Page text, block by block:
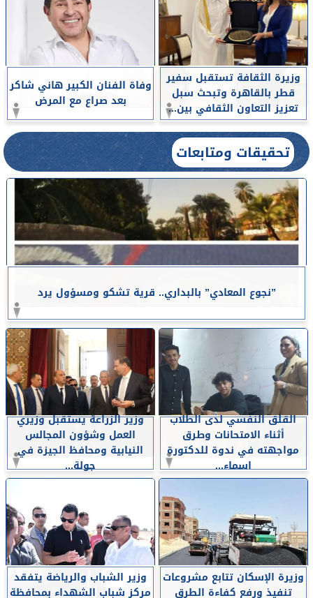
وزيرة الثقافة تستقبل سفير
قطر بالقاهرة وتبحث سبل
تعزيز التعاون الثقافي بين...
وفاة الفنان الكبير هاني شاكر
بعد صراع مع المرض
تحقيقات ومتابعات
”نجوع المعادي” بالبداري.. قرية تشكو ومسؤول يرد
القلق النفسي لدى الطلاب
أثناء الامتحانات وطرق
مواجهته في ندوة للدكتورة
اسماء...
وزير الزراعة يستقبل وزيري
العمل وشؤون المجالس
النيابية ومحافظ الجيزة في
جولة...
وزيرة الإسكان تتابع مشروعات
تنفيذ ورفع كفاءة الطرق
وزير الشباب والرياضة يتفقد
مركز شباب الشهداء بمحافظة